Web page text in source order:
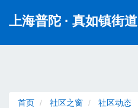
上海普陀 · 真如镇街道
首页 社区之窗 社区动态